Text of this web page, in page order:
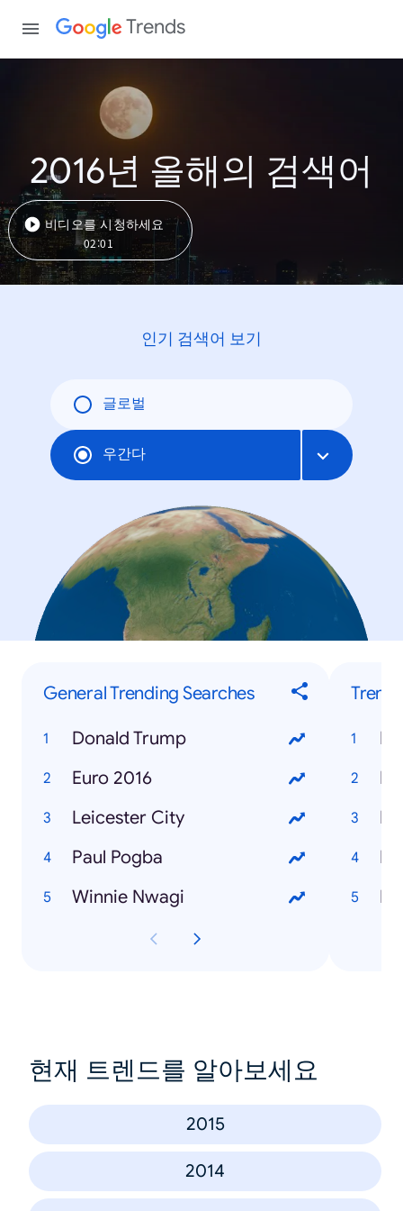
Trends
2016년 올해의 검색어
비디오를 시청하세요
02:01
인기 검색어 보기
글로벌
우간다
General Trending Searches
Donald Trump
Euro 2016
Leicester City
Paul Pogba
Winnie Nwagi
현재 트렌드를 알아보세요
2015
2014